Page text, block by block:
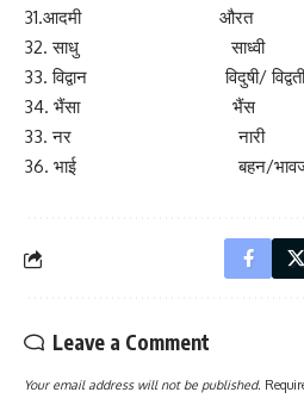
31.आदमी औरत
32. साधु साध्वी
33. विद्वान विदुषी/ विद्वती
34. भैंसा भैंस
33. नर नारी
36. भाई बहन/भावज/
Leave a Comment
Your email address will not be published.